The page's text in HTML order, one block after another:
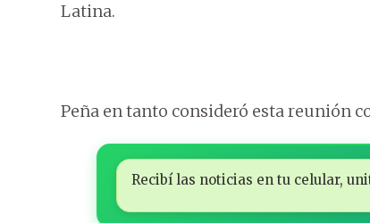
Latina.
Peña en tanto consideró esta reunión
Recibí las noticias en tu celular,